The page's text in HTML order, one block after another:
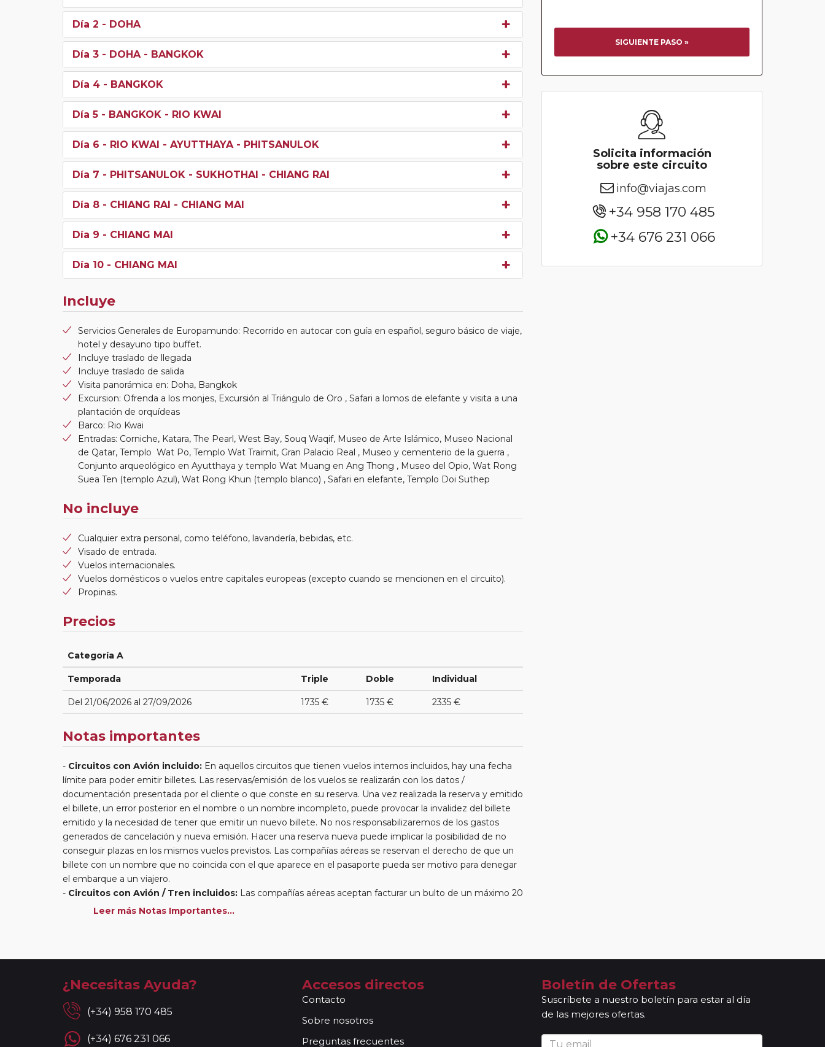
Día 2 - DOHA
Día 3 - DOHA - BANGKOK
Día 4 - BANGKOK
Día 5 - BANGKOK - RIO KWAI
Día 6 - RIO KWAI - AYUTTHAYA - PHITSANULOK
Día 7 - PHITSANULOK - SUKHOTHAI - CHIANG RAI
Día 8 - CHIANG RAI - CHIANG MAI
Día 9 - CHIANG MAI
Día 10 - CHIANG MAI
Incluye
Servicios Generales de Europamundo: Recorrido en autocar con guía en español, seguro básico de viaje,
hotel y desayuno tipo buffet.
Incluye traslado de llegada
Incluye traslado de salida
Visita panorámica en: Doha, Bangkok
Excursion: Ofrenda a los monjes, Excursión al Triángulo de Oro , Safari a lomos de elefante y visita a una
plantación de orquídeas
Barco: Rio Kwai
Entradas: Corniche, Katara, The Pearl, West Bay, Souq Waqif, Museo de Arte Islámico, Museo Nacional
de Qatar, Templo Wat Po, Templo Wat Traimit, Gran Palacio Real , Museo y cementerio de la guerra ,
Conjunto arqueológico en Ayutthaya y templo Wat Muang en Ang Thong , Museo del Opio, Wat Rong
Suea Ten (templo Azul), Wat Rong Khun (templo blanco) , Safari en elefante, Templo Doi Suthep
No incluye
Cualquier extra personal, como teléfono, lavandería, bebidas, etc.
Visado de entrada.
Vuelos internacionales.
Vuelos domésticos o vuelos entre capitales europeas (excepto cuando se mencionen en el circuito).
Propinas.
Precios
Categoría A
Temporada Triple Doble Individual
Del 21/06/2026 al 27/09/2026 1735 € 1735 € 2335 €
Notas importantes
Circuitos con Avión incluido: En aquellos circuitos que tienen vuelos internos incluidos, hay una fecha
límite para poder emitir billetes. Las reservas/emisión de los vuelos se realizarán con los datos /
documentación presentada por el cliente o que conste en su reserva. Una vez realizada la reserva y emitido
el billete, un error posterior en el nombre o un nombre incompleto, puede provocar la invalidez del billete
emitido y la necesidad de tener que emitir un nuevo billete. No nos responsabilizaremos de los gastos
generados de cancelación y nueva emisión. Hacer una reserva nueva puede implicar la posibilidad de no
conseguir plazas en los mismos vuelos previstos. Las compañías aéreas se reservan el derecho de que un
billete con un nombre que no coincida con el que aparece en el pasaporte pueda ser motivo para denegar
el embarque a un viajero.
Circuitos con Avión / Tren incluidos: Las compañías aéreas aceptan facturar un bulto de un máximo 20
kg por persona. En caso de llevar sobrepeso, deberá abonar directamente el exceso de equipaje a la
circuitos con vuelos incluidos, éstos se emitirán en base a los datos/ documentación entregada.
Reservas a compartir:serán aceptadas reservas "A Compartir" de viajeros individuales en todos nuestros
circuitos de la Serie Clásica y Premier existiendo un suplemento de 35 Euros / 45 USD. No se aceptarán
reservas a compartir en la Serie Turista, los "Minipaquetes", y los viajes combinados con crucero, paquetes
con islas (Griegas o Madeira) así como paquetes por Oriente Medio, Asia y África. Tampoco se aceptan
Leer más Notas Importantes...
SIGUIENTE PASO »
Solicita información
sobre este circuito
info@viajas.com
+34 958 170 485
+34 676 231 066
¿Necesitas Ayuda?
(+34) 958 170 485
(+34) 676 231 066
Accesos directos
Contacto
Sobre nosotros
Preguntas frecuentes
Boletín de Ofertas
Suscríbete a nuestro boletín para estar al día
de las mejores ofertas.